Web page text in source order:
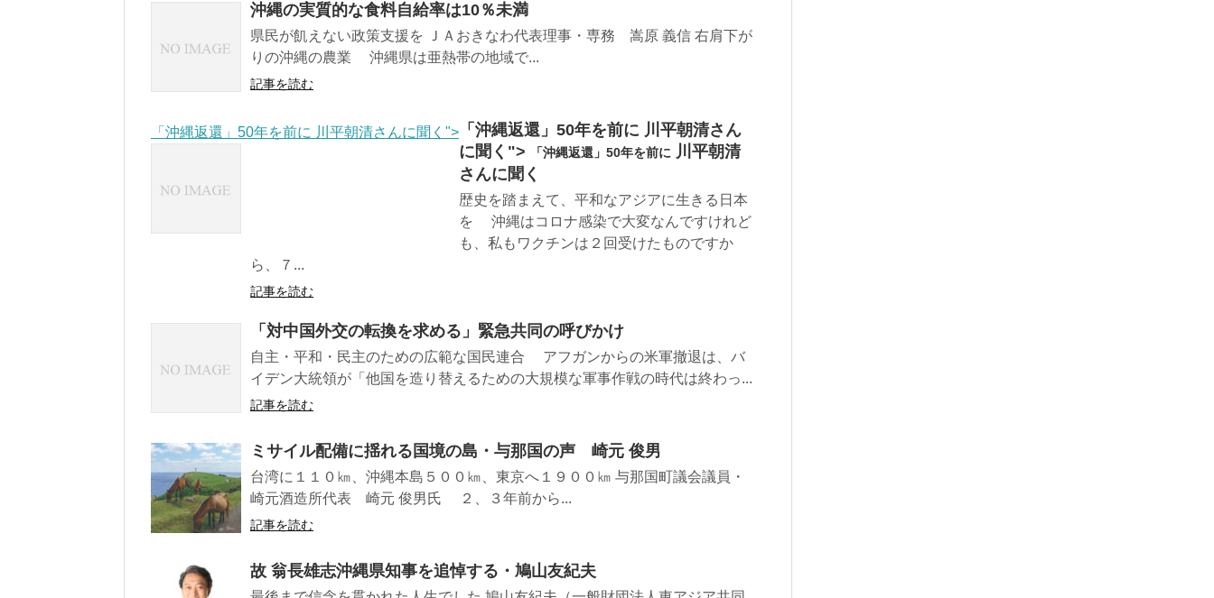
沖縄の実質的な食料自給率は10％未満
県民が飢えない政策支援を ＪＡおきなわ代表理事・専務 嵩原 義信 右肩下が
りの沖縄の農業 沖縄県は亜熱帯の地域で...
記事を読む
「沖縄返還」50年を前に 川平朝清さんに聞く"> 「沖縄返還」50年を前に 川平朝清さん
に聞く">
「沖縄返還」50年を前に 川平朝清
さんに聞く
歴史を踏まえて、平和なアジアに生きる日本
を 沖縄はコロナ感染で大変なんですけれど
も、私もワクチンは２回受けたものですか
ら、７...
記事を読む
「対中国外交の転換を求める」緊急共同の呼びかけ
自主・平和・民主のための広範な国民連合 アフガンからの米軍撤退は、バ
イデン大統領が「他国を造り替えるための大規模な軍事作戦の時代は終わっ...
記事を読む
ミサイル配備に揺れる国境の島・与那国の声 崎元 俊男
台湾に１１０㎞、沖縄本島５００㎞、東京へ１９００㎞ 与那国町議会議員・
崎元酒造所代表 崎元 俊男氏 ２、３年前から...
記事を読む
故 翁長雄志沖縄県知事を追悼する・鳩山友紀夫